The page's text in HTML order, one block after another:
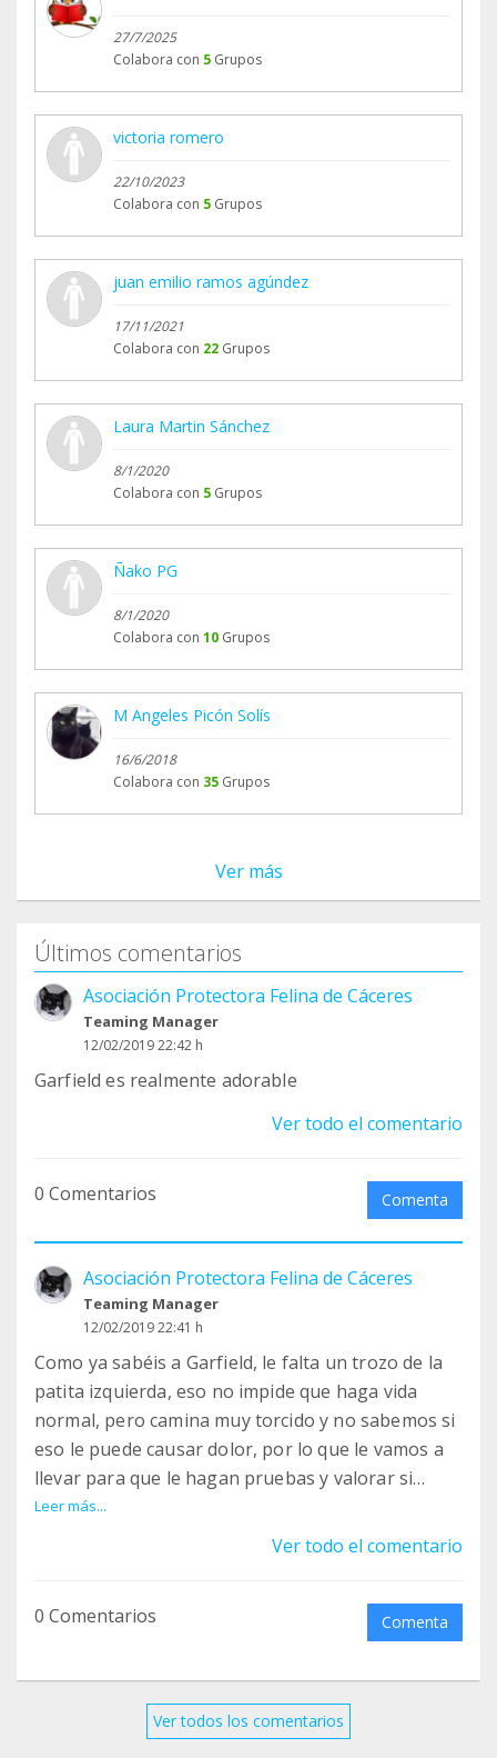
27/7/2025
Colabora con 5 Grupos
victoria romero
22/10/2023
Colabora con 5 Grupos
juan emilio ramos agúndez
17/11/2021
Colabora con 22 Grupos
Laura Martin Sánchez
8/1/2020
Colabora con 5 Grupos
Ñako PG
8/1/2020
Colabora con 10 Grupos
M Angeles Picón Solís
16/6/2018
Colabora con 35 Grupos
Ver más
Últimos comentarios
Asociación Protectora Felina de Cáceres
Teaming Manager
12/02/2019 22:42 h
Garfield es realmente adorable
Ver todo el comentario
0 Comentarios Comenta
Asociación Protectora Felina de Cáceres
Teaming Manager
12/02/2019 22:41 h
Como ya sabéis a Garfield, le falta un trozo de la
patita izquierda, eso no impide que haga vida
normal, pero camina muy torcido y no sabemos si
eso le puede causar dolor, por lo que le vamos a
llevar para que le hagan pruebas y valorar si
necesita ó se le puede poner alguna prótesis, que
le ayude a caminar más recto.
Leer más...
Ver todo el comentario
0 Comentarios Comenta
Ver todos los comentarios